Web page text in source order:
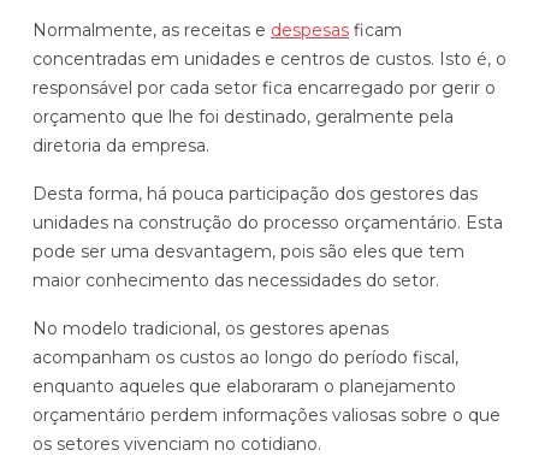
Automatize planejamento, fechamento e
análises com inteligência artificial integrada.
Complexidade Alta
Empresas que faturam acima de R$200M por ano
Conheça o produto
Demonstração Gratuita
Normalmente, as receitas e despesas ficam
concentradas em unidades e centros de custos. Isto é, o
responsável por cada setor fica encarregado por gerir o
orçamento que lhe foi destinado, geralmente pela
diretoria da empresa.
Desta forma, há pouca participação dos gestores das
unidades na construção do processo orçamentário. Esta
pode ser uma desvantagem, pois são eles que tem
maior conhecimento das necessidades do setor.
No modelo tradicional, os gestores apenas
acompanham os custos ao longo do período fiscal,
enquanto aqueles que elaboraram o planejamento
orçamentário perdem informações valiosas sobre o que
os setores vivenciam no cotidiano.